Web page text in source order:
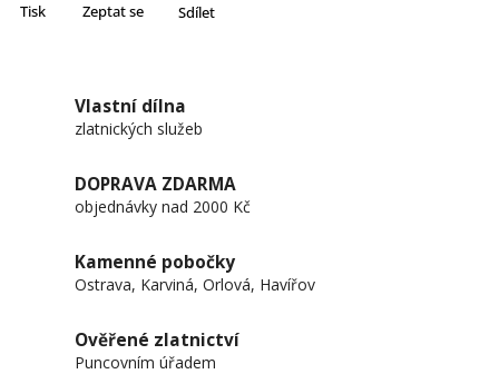
Tisk Zeptat se Sdílet
Vlastní dílna
zlatnických služeb
DOPRAVA ZDARMA
objednávky nad 2000 Kč
Kamenné pobočky
Ostrava, Karviná, Orlová, Havířov
Ověřené zlatnictví
Puncovním úřadem